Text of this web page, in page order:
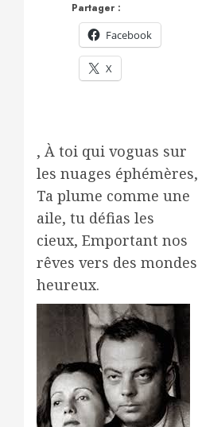
Partager :
Facebook
X
, À toi qui voguas sur
les nuages éphémères,
Ta plume comme une
aile, tu défias les
cieux, Emportant nos
rêves vers des mondes
heureux.